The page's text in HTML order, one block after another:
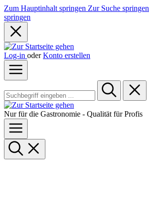
Zum Hauptinhalt springen Zur Suche springen
springen
Log-in oder Konto erstellen
Nur für die Gastronomie - Qualität für Profis